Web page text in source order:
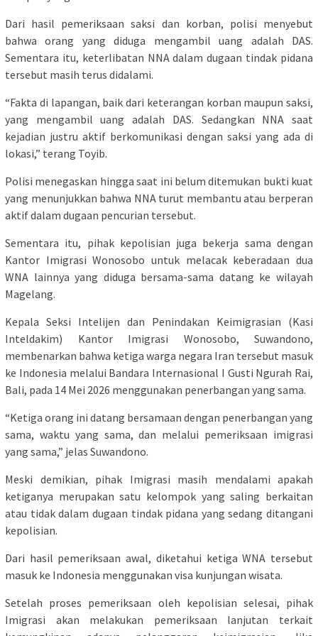
Dari hasil pemeriksaan saksi dan korban, polisi menyebut
bahwa orang yang diduga mengambil uang adalah DAS.
Sementara itu, keterlibatan NNA dalam dugaan tindak pidana
tersebut masih terus didalami.
“Fakta di lapangan, baik dari keterangan korban maupun saksi,
yang mengambil uang adalah DAS. Sedangkan NNA saat
kejadian justru aktif berkomunikasi dengan saksi yang ada di
lokasi,” terang Toyib.
Polisi menegaskan hingga saat ini belum ditemukan bukti kuat
yang menunjukkan bahwa NNA turut membantu atau berperan
aktif dalam dugaan pencurian tersebut.
Sementara itu, pihak kepolisian juga bekerja sama dengan
Kantor Imigrasi Wonosobo untuk melacak keberadaan dua
WNA lainnya yang diduga bersama-sama datang ke wilayah
Magelang.
Kepala Seksi Intelijen dan Penindakan Keimigrasian (Kasi
Inteldakim) Kantor Imigrasi Wonosobo, Suwandono,
membenarkan bahwa ketiga warga negara Iran tersebut masuk
ke Indonesia melalui Bandara Internasional I Gusti Ngurah Rai,
Bali, pada 14 Mei 2026 menggunakan penerbangan yang sama.
“Ketiga orang ini datang bersamaan dengan penerbangan yang
sama, waktu yang sama, dan melalui pemeriksaan imigrasi
yang sama,” jelas Suwandono.
Meski demikian, pihak Imigrasi masih mendalami apakah
ketiganya merupakan satu kelompok yang saling berkaitan
atau tidak dalam dugaan tindak pidana yang sedang ditangani
kepolisian.
Dari hasil pemeriksaan awal, diketahui ketiga WNA tersebut
masuk ke Indonesia menggunakan visa kunjungan wisata.
Setelah proses pemeriksaan oleh kepolisian selesai, pihak
Imigrasi akan melakukan pemeriksaan lanjutan terkait